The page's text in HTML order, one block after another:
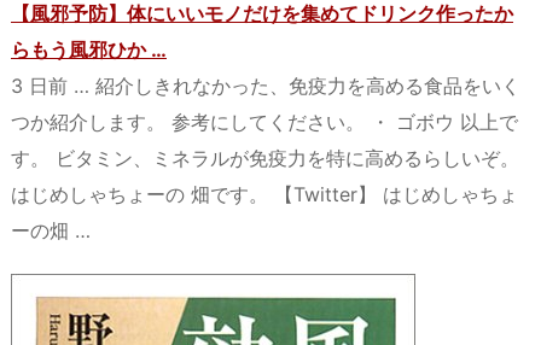
【風邪予防】体にいいモノだけを集めてドリンク作ったか
らもう風邪ひか …
3 日前 … 紹介しきれなかった、免疫力を高める食品をいく
つか紹介します。 参考にしてください。 ・ ゴボウ 以上で
す。 ビタミン、ミネラルが免疫力を特に高めるらしいぞ。
はじめしゃちょーの 畑です。 【Twitter】 はじめしゃちょ
ーの畑 …